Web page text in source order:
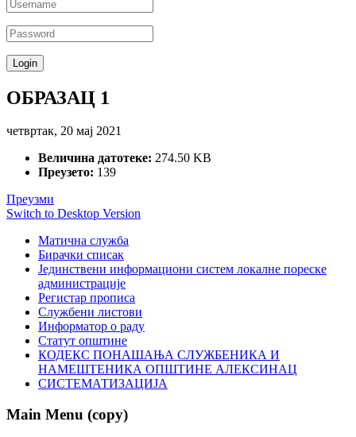
ОБРАЗАЦ 1
четвртак, 20 мај 2021
Величина датотеке: 274.50 KB
Преузето: 139
Преузми
Switch to Desktop Version
Матична служба
Бирачки списак
Јединствени информациони систем локалне пореске
администрације
Регистар прописа
Службени листови
Информатор о раду
Статут општине
КОДЕКС ПОНАШАЊА СЛУЖБЕНИКА И
НАМЕШТЕНИКА ОПШТИНЕ АЛЕКСИНАЦ
СИСТЕМАТИЗАЦИЈА
Main Menu (copy)